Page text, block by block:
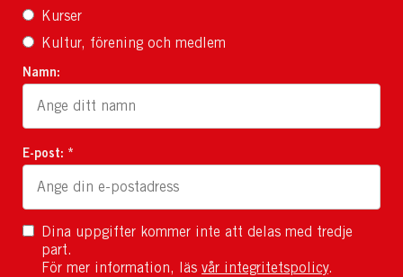
Kurser
Kultur, förening och medlem
Namn:
E-post: *
Dina uppgifter kommer inte att delas med tredje
part.
För mer information, läs vår integritetspolicy.